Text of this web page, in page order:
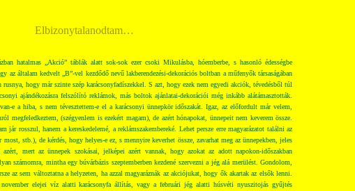
Elbizonytalanodtam…
hatalmas „Akció” táblák alatt sok-sok ezer csoki Mikulásba, hóemberbe, s hasonló édességbe
az általam kedvelt „B”-vel kezdődő nevű lakberendezési-dekorációs boltban a műfenyők társaságában
hogy már szinte szép karácsonyfadíszekkel. S azt, hogy ezek nem egyedi akciók, tévedésből túl
ajándékozásra felszólító reklámok, más boltok ajánlatai-dekorációi még inkább alátámasztották.
e a hiba, s nem tévesztettem-e el a karácsonyi ünnepkör időszakát. Igaz, az előfordult már velem,
megfeledkeztem, (szégyenlem is ezekért magam), de azért hónapokat, ünnepeit nem keverem össze.
jár rosszul, hanem a kereskedelemé, a reklámszakembereké. Lehet persze erre magyarázatot találni az
stb.), de kérdés, hogy helyes-e ez, s mennyire keverhet össze, zavarhat meg az ünnepekben, jeles
azért, mert az ünnepek szokásai, jelképei azért vannak, hogy azokat az adott napokon-időszakban
számomra, mintha egy búvárbázis szeptemberben kezdené szervezni a jég alá merülést. Gondolom,
az sem változtatna a helyzeten, ha azzal magyaráznák az akciójukat, hogy ők akartak az elsők lenni.
elejei víz alatti karácsonyfa állítás, vagy a februári jég alatti húsvéti nyuszitojás gyűjtés